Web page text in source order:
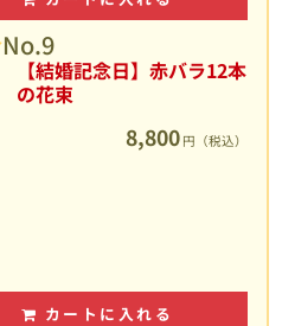
No.9
【結婚記念日】赤バラ12本
の花束
8,800 円（税込）
カートに入れる